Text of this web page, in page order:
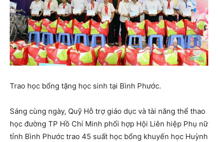
Trao học bổng tặng học sinh tại Bình Phước.
Sáng cùng ngày, Quỹ Hỗ trợ giáo dục và tài năng thể thao
học đường TP Hồ Chí Minh phối hợp Hội Liên hiệp Phụ nữ
tỉnh Bình Phước trao 45 suất học bổng khuyến học Huỳnh